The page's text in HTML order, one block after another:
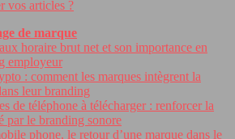
vos articles ?
de marque
horaire brut net et son importance en
employeur
: comment les marques intègrent la
leur branding
de téléphone à télécharger : renforcer la
par le branding sonore
phone, le retour d’une marque dans le